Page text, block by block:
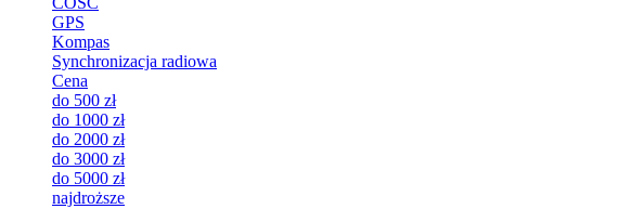
GPS
Kompas
Synchronizacja radiowa
Cena
do 500 zł
do 1000 zł
do 2000 zł
do 3000 zł
do 5000 zł
najdroższe